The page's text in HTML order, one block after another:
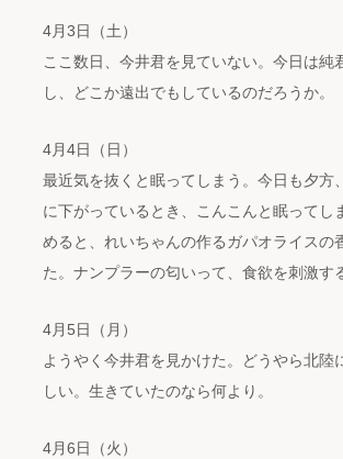
4月3日（土）
ここ数日、今井君を見ていない。今日は純
し、どこか遠出でもしているのだろうか。
4月4日（日）
最近気を抜くと眠ってしまう。今日も夕方
に下がっているとき、こんこんと眠ってし
めると、れいちゃんの作るガパオライスの
た。ナンプラーの匂いって、食欲を刺激す
4月5日（月）
ようやく今井君を見かけた。どうやら北陸
しい。生きていたのなら何より。
4月6日（火）